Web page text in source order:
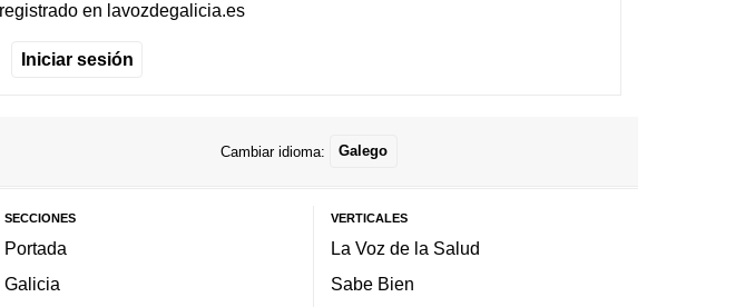
en lavozdegalicia.es
Iniciar sesión
Cambiar idioma: Galego
SECCIONES
Portada
Galicia
VERTICALES
La Voz de la Salud
Sabe Bien